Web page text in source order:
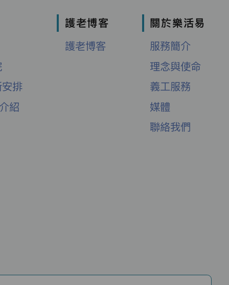
排
紹
護老博客
護老博客
關於樂活易
服務簡介
理念與使命
義工服務
媒體
聯絡我們